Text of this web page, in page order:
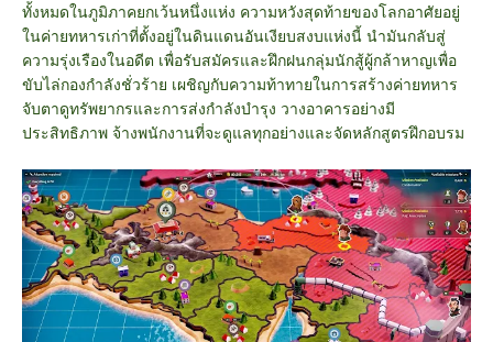
ทั้งหมดในภูมิภาคยกเว้นหนึ่งแห่ง ความหวังสุดท้ายของโลกอาศัยอยู่
ในค่ายทหารเก่าที่ตั้งอยู่ในดินแดนอันเงียบสงบแห่งนี้ นำมันกลับสู่
ความรุ่งเรืองในอดีต เพื่อรับสมัครและฝึกฝนกลุ่มนักสู้ผู้กล้าหาญเพื่อ
ขับไล่กองกำลังชั่วร้าย เผชิญกับความท้าทายในการสร้างค่ายทหาร
จับตาดูทรัพยากรและการส่งกำลังบำรุง วางอาคารอย่างมี
ประสิทธิภาพ จ้างพนักงานที่จะดูแลทุกอย่างและจัดหลักสูตรฝึกอบรม